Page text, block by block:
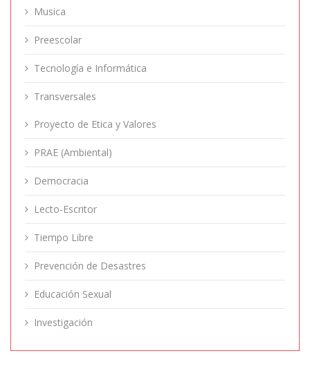
Musica
Preescolar
Tecnología e Informática
Transversales
Proyecto de Etica y Valores
PRAE (Ambiental)
Democracia
Lecto-Escritor
Tiempo Libre
Prevención de Desastres
Educación Sexual
Investigación